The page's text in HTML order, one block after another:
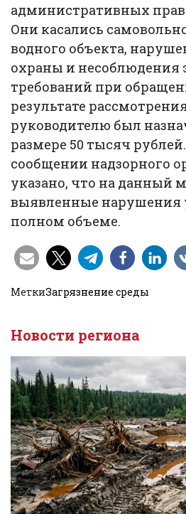
административных
Они касались
водного объекта,
охраны и несоблюдения
требований при
результате
руководителю был
размере 50 тысяч
сообщении надзорного
указано, что на данный
выявленные нарушения
полном объеме.
МеткиЗагрязнение среды
Новости региона